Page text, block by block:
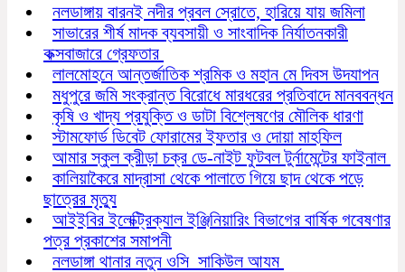
নলডাঙ্গায় বারনই নদীর প্রবল স্রোতে, হারিয়ে যায় জমিলা
সাভারের শীর্ষ মাদক ব্যবসায়ী ও সাংবাদিক নির্যাতনকারী
কক্সবাজারে গ্রেফতার
লালমোহনে আন্তর্জাতিক শ্রমিক ও মহান মে দিবস উদযাপন
মধুপুরে জমি সংক্রান্ত বিরোধে মারধরের প্রতিবাদে মানববন্ধন
কৃষি ও খাদ্য প্রযুক্তি ও ডাটা বিশ্লেষণের মৌলিক ধারণা
স্টামফোর্ড ডিবেট ফোরামের ইফতার ও দোয়া মাহফিল
আমার স্কুল ক্রীড়া চক্র ডে-নাইট ফুটবল টুর্নামেন্টের ফাইনাল
কালিয়াকৈরে মাদ্রাসা থেকে পালাতে গিয়ে ছাদ থেকে পড়ে
ছাত্রের মৃত্যু
আইইবির ইলেক্ট্রিক্যাল ইঞ্জিনিয়ারিং বিভাগের বার্ষিক গবেষণার
পত্র প্রকাশের সমাপনী
নলডাঙ্গা থানার নতুন ওসি সাকিউল আযম